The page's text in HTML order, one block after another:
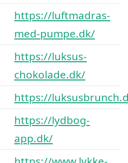
https://luftmadras-
med-pumpe.dk/
https://luksus-
chokolade.dk/
https://
https://lydbog-
app.dk/